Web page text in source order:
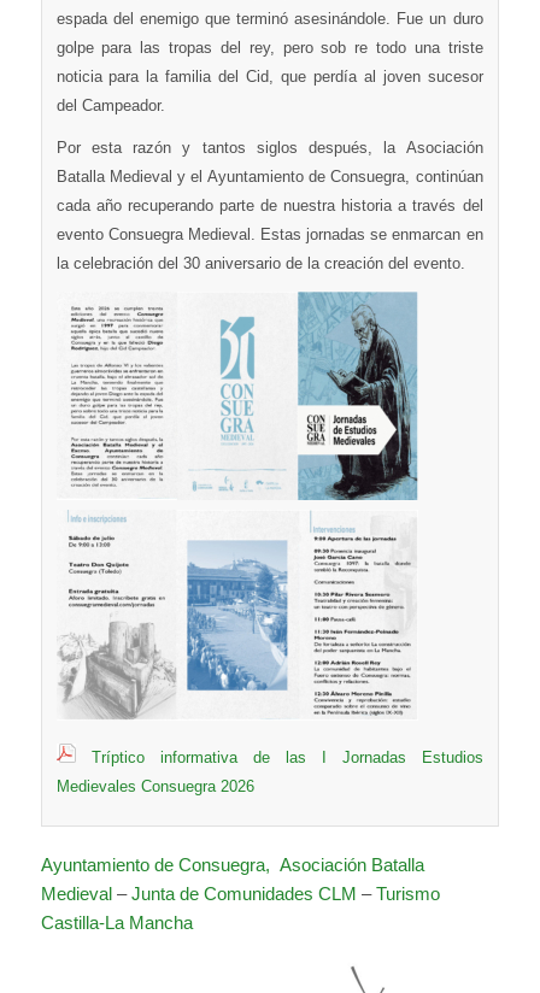
espada del enemigo que terminó asesinándole. Fue un duro
golpe para las tropas del rey, pero sob re todo una triste
noticia para la familia del Cid, que perdía al joven sucesor
del Campeador.
Por esta razón y tantos siglos después, la Asociación
Batalla Medieval y el Ayuntamiento de Consuegra, continúan
cada año recuperando parte de nuestra historia a través del
evento Consuegra Medieval. Estas jornadas se enmarcan en
la celebración del 30 aniversario de la creación del evento.
Tríptico informativa de las I Jornadas Estudios
Medievales Consuegra 2026
Ayuntamiento de Consuegra, Asociación Batalla
Medieval–Junta de Comunidades CLM –Turismo
Castilla-La Mancha